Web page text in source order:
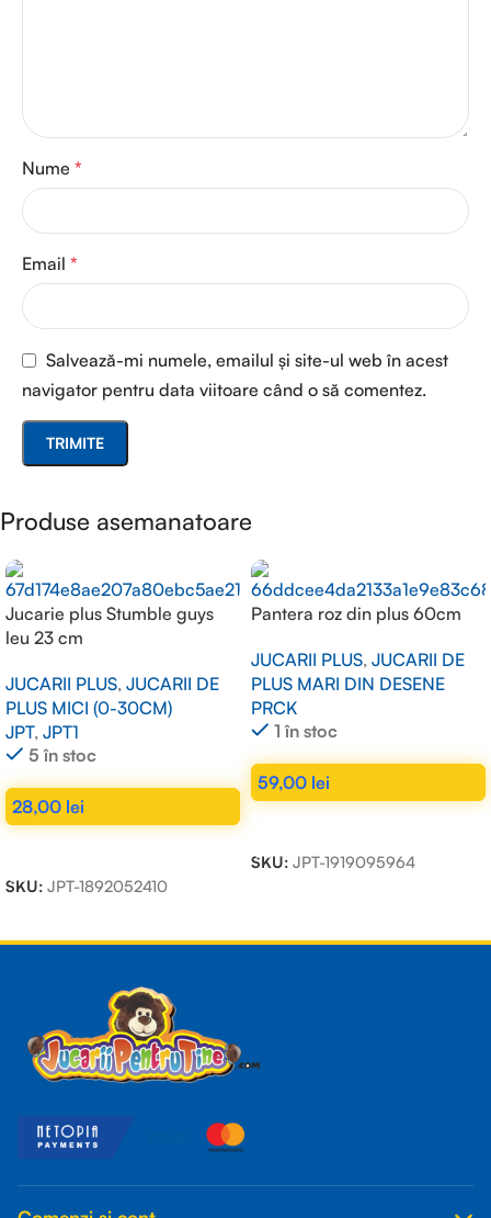
Nume *
Email *
Salvează-mi numele, emailul și site-ul web în acest
navigator pentru data viitoare când o să comentez.
Produse asemanatoare
Jucarie plus Stumble guys
leu 23 cm
JUCARII PLUS, JUCARII DE
PLUS MICI (0-30CM)
JPT, JPT1
5 în stoc
28,00 lei
SKU: JPT-1892052410
Pantera roz din plus 60cm
JUCARII PLUS, JUCARII DE
PLUS MARI DIN DESENE
PRCK
1 în stoc
59,00 lei
SKU: JPT-1919095964